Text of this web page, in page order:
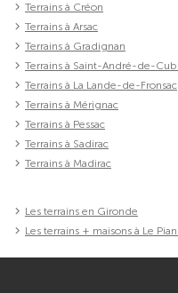
Terrains à Créon
Terrains à Arsac
Terrains à Gradignan
Terrains à Saint-André-de-
Terrains à La Lande-de-Fronsac
Terrains à Mérignac
Terrains à Pessac
Terrains à Sadirac
Terrains à Madirac
Les terrains en Gironde
Les terrains + maisons à Le